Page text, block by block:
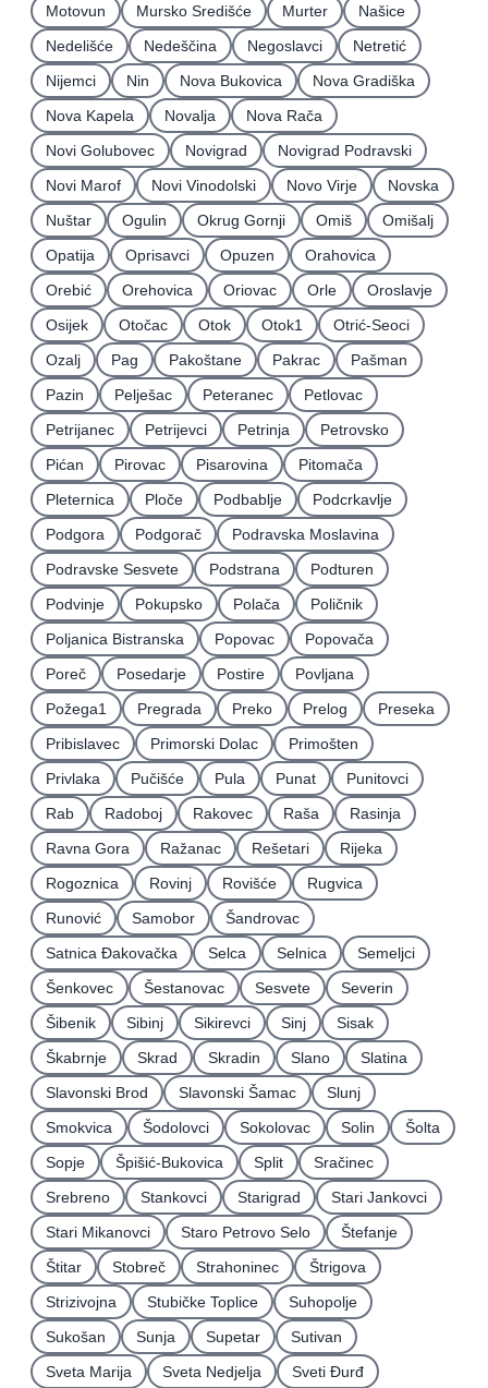
Motovun
Mursko Središće Murter
Našice
Nedelišće
Nedeščina Negoslavci
Netretić
Nijemci
Nin Nova Bukovica
Nova Gradiška
Nova Kapela
Novalja
Nova Rača
Novi Golubovec
Novigrad
Novigrad Podravski
Novi Marof
Novi Vinodolski Novo Virje
Novska
Nuštar
Ogulin Okrug Gornji Omiš
Omišalj
Opatija
Oprisavci Opuzen
Orahovica
Orebić
Orehovica Oriovac Orle
Oroslavje
Osijek
Otočac Otok Otok1
Otrić-Seoci
Ozalj
Pag Pakoštane Pakrac
Pašman
Pazin
Pelješac Peteranec
Petlovac
Petrijanec
Petrijevci Petrinja
Petrovsko
Pićan
Pirovac Pisarovina
Pitomača
Pleternica
Ploče Podbablje
Podcrkavlje
Podgora
Podgorač
Podravska Moslavina
Podravske Sesvete
Podstrana
Podturen
Podvinje
Pokupsko Polača
Poličnik
Poljanica Bistranska
Popovac
Popovača
Poreč
Posedarje Postire
Povljana
Požega1
Pregrada Preko Prelog
Preseka
Pribislavec
Primorski Dolac
Primošten
Privlaka
Pučišće Pula Punat
Punitovci
Rab
Radoboj Rakovec Raša
Rasinja
Ravna Gora
Ražanac Rešetari
Rijeka
Rogoznica
Rovinj Rovišće
Rugvica
Runović
Samobor
Šandrovac
Satnica Ðakovačka
Selca Selnica
Semeljci
Šenkovec
Šestanovac Sesvete
Severin
Šibenik
Sibinj Sikirevci Sinj
Sisak
Škabrnje
Skrad Skradin Slano
Slatina
Slavonski Brod
Slavonski Šamac
Slunj
Smokvica
Šodolovci Sokolovac Solin
Šolta
Sopje
Špišić-Bukovica Split
Sračinec
Srebreno
Stankovci Starigrad
Stari Jankovci
Stari Mikanovci
Staro Petrovo Selo
Štefanje
Štitar
Stobreč Strahoninec
Štrigova
Strizivojna
Stubičke Toplice
Suhopolje
Sukošan
Sunja Supetar
Sutivan
Sveta Marija
Sveta Nedjelja
Sveti Ðurđ